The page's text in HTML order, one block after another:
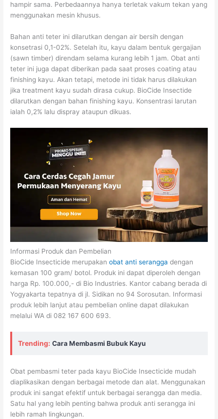
hampir sama. Perbedaannya hanya terletak vakum tekan yang
menggunakan mesin khusus.
Bahan anti teter ini dilarutkan dengan air bersih dengan
konsetrasi 0,1-02%. Setelah itu, kayu dalam bentuk gergajian
(sawn timber) direndam selama kurang lebih 1 jam. Obat anti
teter ini juga dapat diberikan pada saat proses coating atau
finishing kayu. Akan tetapi, metode ini tidak harus dilakukan
jika treatment kayu sudah dirasa cukup. BioCide Insectide
dilarutkan dengan bahan finishing kayu. Konsentrasi larutan
ialah 0,2% lalu dispray ataupun dikuas.
Informasi Produk dan Pembelian
BioCide Insecticide merupakanobat anti serangga dengan
kemasan 100 gram/ botol. Produk ini dapat diperoleh dengan
harga Rp. 100.000,- di Bio Industries. Kantor cabang berada di
Yogyakarta tepatnya di jl. Sidikan no 94 Sorosutan. Informasi
produk lebih lanjut atau pembelian online dapat dilakukan
melalui WA di 082 167 600 693.
Trending: Cara Membasmi Bubuk Kayu
Obat pembasmi teter pada kayu BioCide Insecticide mudah
diaplikasikan dengan berbagai metode dan alat. Menggunakan
produk ini sangat efektif untuk berbagai serangga dan media.
Satu hal yang lebih penting bahwa produk anti serangga ini
lebih ramah lingkungan.